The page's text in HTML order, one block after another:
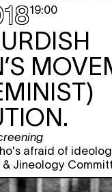
19:00
afraid of
Jineology